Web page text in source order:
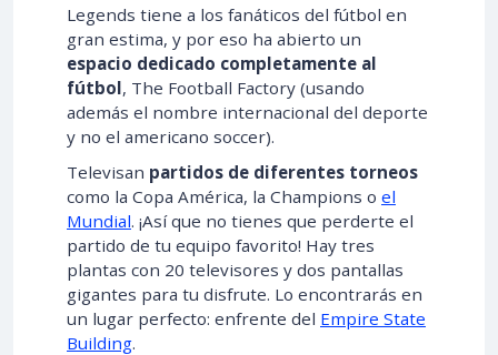
Legends tiene a los fanáticos del fútbol en
gran estima, y por eso ha abierto un
espacio dedicado completamente al
fútbol, The Football Factory (usando
además el nombre internacional del deporte
y no el americano soccer).
Televisan partidos de diferentes torneos
como la Copa América, la Champions o el
Mundial. ¡Así que no tienes que perderte el
partido de tu equipo favorito! Hay tres
plantas con 20 televisores y dos pantallas
gigantes para tu disfrute. Lo encontrarás en
un lugar perfecto: enfrente del Empire State
Building.